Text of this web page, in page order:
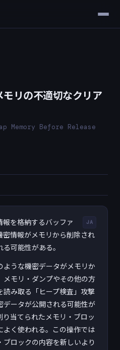
モリの不適切なクリア
Memory Before Release
JA
を格納するバッファ
密情報がメモリから削除され
可能性がある。
ような機密データがメモリか
メモリ・ダンプやその他の方
み取る「ヒープ検査」攻撃
データが公開される可能性が
当てられたメモリ・ブロッ
よく使われる。この操作では
ロックの内容を新しいより